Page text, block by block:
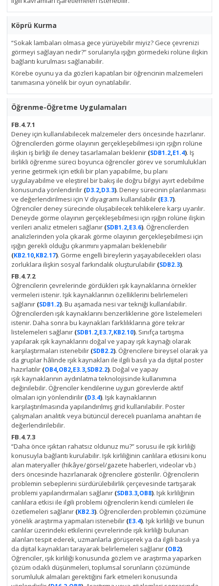
Köprü Kurma
“Sokak lambaları olmasa gece yürüyebilir miyiz? Gece çevrenizi
görmeyi sağlayan nedir?” sorularıyla ışığın görmedeki rolüne ilişkin
bağlantı kurulması sağlanabilir.
Körebe oyunu ya da gözleri kapatılan bir öğrencinin malzemeleri
tanımasına yönelik bir oyun oynatılabilir.
Öğrenme-Öğretme Uygulamaları
FB.4.7.1
Deney için kullanılabilecek malzemeler ders öncesinde hazırlanır.
Öğrencilerden görme olayının gerçekleşebilmesi için ışığın rolüne
ilişkin iş birliği ile deney tasarlamaları beklenir (SDB1.2,E1.4). Iş
birlikli öğrenme süreci boyunca öğrenciler görev ve sorumlulukları
yerine getirmek için etkili bir plan yapabilme, bu planı
uygulayabilme ve eleştirel bir bakış ile doğru bilgiyi ayırt edebilme
konusunda yönlendirilir (D3.2,D3.3). Deney sürecinin planlanması
ve değerlendirilmesi için V diyagramı kullanılabilir (E3.7).
Öğrenciler deney sürecinde oluşabilecek tehlikelere karşı uyarılır.
Deneyde görme olayının gerçekleşebilmesi için ışığın rolüne ilişkin
verileri analiz etmeleri sağlanır (SDB1.2,E3.6). Öğrencilerden
analizlerinden yola çıkarak görme olayının gerçekleşebilmesi için
ışığın gerekli olduğu çıkarımını yapmaları beklenebilir
(KB2.10,KB2.17). Görme engelli bireylerin yaşayabilecekleri olası
zorluklara ilişkin sosyal farkındalık oluşturulabilir (SDB2.3).
FB.4.7.2
Öğrencilerin çevrelerinde gördükleri ışık kaynaklarına örnekler
vermeleri istenir. Işık kaynaklarının özelliklerini belirlemeleri
sağlanır (SDB1.2). Bu aşamada nesi var tekniği kullanılabilir.
Öğrencilerden ışık kaynaklarını benzerliklerine göre listelemeleri
istenir. Daha sonra bu kaynakları farklılıklarına göre tekrar
listelemeleri sağlanır (SDB1.2,E3.7,KB2.10). Sınıfça tartışma
yapılarak ışık kaynaklarını doğal ve yapay ışık kaynağı olarak
karşılaştırmaları istenebilir (SDB2.2). Öğrencilere bireysel olarak ya
da gruplar hâlinde ışık kaynakları ile ilgili basılı ya da dijital poster
hazırlatılır (OB4,OB2,E3.3,SDB2.2). Doğal ve yapay
ışık kaynaklarının aydınlatma teknolojisinde kullanımına
değinilebilir. Öğrenciler kendilerine uygun görevlerde aktif
olmaları için yönlendirilir (D3.4). Işık kaynaklarının
karşılaştırılmasında yapılandırılmış grid kullanılabilir. Poster
çalışmaları analitik veya bütüncül dereceli puanlama anahtarı ile
değerlendirilebilir.
FB.4.7.3
“Daha önce ışıktan rahatsız oldunuz mu?” sorusu ile ışık kirliliği
konusuyla bağlantı kurulabilir. Işık kirliliğinin canlılara etkisini konu
alan materyaller (hikâye/görsel/gazete haberleri, videolar vb.)
ders öncesinde hazırlanarak öğrencilere gösterilir. Öğrencilerin
problemin sebeplerini sürdürülebilirlik çerçevesinde tartışarak
problemi yapılandırmaları sağlanır (SDB3.3,OB8). Işık kirliliğinin
canlılara etkisi ile ilgili problemi öğrencilerin kendi cümleleri ile
özetlemeleri sağlanır (KB2.3). Öğrencilerden problemin çözümüne
yönelik araştırma yapmaları istenebilir (E3.4). Işık kirliliği ve bunun
canlılar üzerindeki etkilerini çevrelerinde ışık kirliliği bulunan
alanları tespit ederek, uzmanlarla görüşerek ya da ilgili basılı ya
da dijital kaynakları tarayarak belirlemeleri sağlanır (OB2).
Öğrenciler, ışık kirliliği konusunda gözlem ve araştırma yaparken
çözüm odaklı düşünmeleri, toplumsal sorunların çözümünde
sorumluluk almaları gerektiğini fark etmeleri konusunda